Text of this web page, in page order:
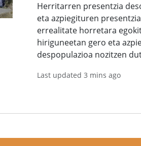
Herritarren presentzia
eta azpiegituren
errealitate horretara
hiriguneetan gero eta
despopulazioa nozitzen
Last updated 3 mins ago